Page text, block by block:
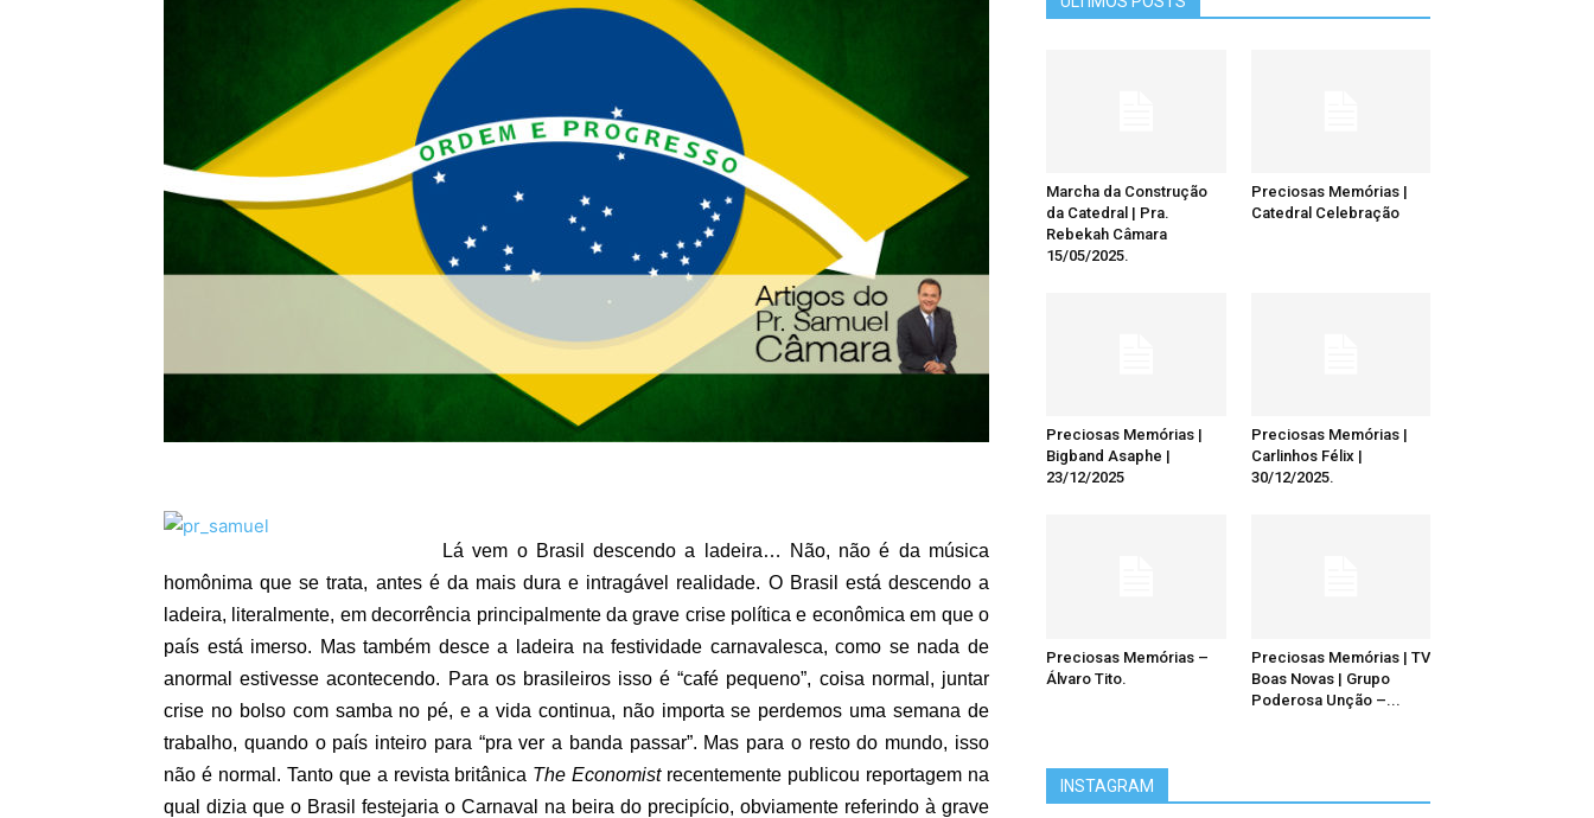
Lá vem o Brasil descendo a ladeira… Não, não é da música
homônima que se trata, antes é da mais dura e intragável realidade. O Brasil está descendo a
ladeira, literalmente, em decorrência principalmente da grave crise política e econômica em que o
país está imerso. Mas também desce a ladeira na festividade carnavalesca, como se nada de
anormal estivesse acontecendo. Para os brasileiros isso é “café pequeno”, coisa normal, juntar
crise no bolso com samba no pé, e a vida continua, não importa se perdemos uma semana de
trabalho, quando o país inteiro para “pra ver a banda passar”. Mas para o resto do mundo, isso
não é normal. Tanto que a revista britânica The Economistrecentemente publicou reportagem na
qual dizia que o Brasil festejaria o Carnaval na beira do precipício, obviamente referindo à grave
Marcha da Construção
da Catedral | Pra.
Rebekah Câmara
15/05/2025.
Preciosas Memórias |
Catedral Celebração
Preciosas Memórias |
Bigband Asaphe |
23/12/2025
Preciosas Memórias |
Carlinhos Félix |
30/12/2025.
Preciosas Memórias –
Álvaro Tito.
Preciosas Memórias | TV
Boas Novas | Grupo
Poderosa Unção –...
INSTAGRAM